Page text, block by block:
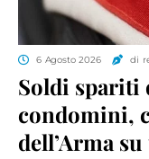
6 Agosto 2026 di
Soldi spariti
condomini,
dell’Arma